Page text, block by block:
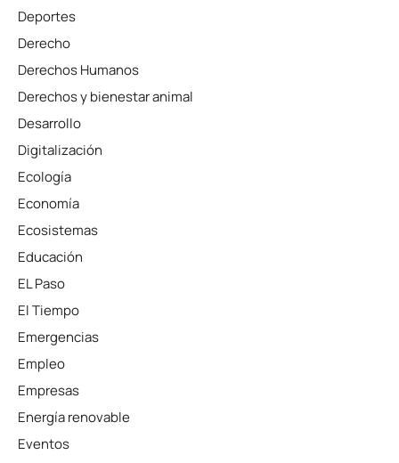
Deportes
Derecho
Derechos Humanos
Derechos y bienestar animal
Desarrollo
Digitalización
Ecología
Economía
Ecosistemas
Educación
EL Paso
El Tiempo
Emergencias
Empleo
Empresas
Energía renovable
Eventos